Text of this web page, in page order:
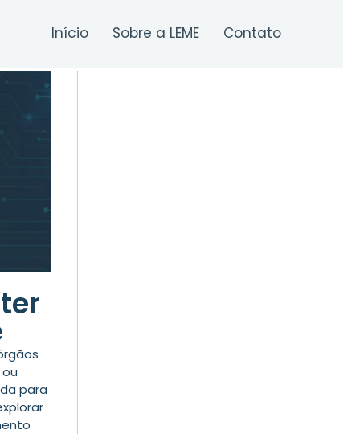
Início Sobre a LEME Contato
para